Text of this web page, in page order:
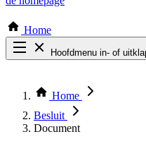
Home
Hoofdmenu in- of
Thema COVID-19
Bekijk per bestuursorgaan
Home
Besluit
Document